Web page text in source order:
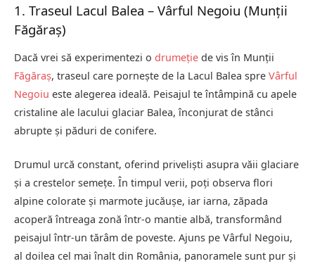
1. Traseul Lacul Balea – Vârful Negoiu (Munții
Făgăraș)
Dacă vrei să experimentezi o drumeție de vis în Munții
Făgăraș, traseul care pornește de la Lacul Balea spre Vârful
Negoiu este alegerea ideală. Peisajul te întâmpină cu apele
cristaline ale lacului glaciar Balea, înconjurat de stânci
abrupte și păduri de conifere.
Drumul urcă constant, oferind priveliști asupra văii glaciare
și a crestelor semețe. În timpul verii, poți observa flori
alpine colorate și marmote jucăușe, iar iarna, zăpada
acoperă întreaga zonă într-o mantie albă, transformând
peisajul într-un tărâm de poveste. Ajuns pe Vârful Negoiu,
al doilea cel mai înalt din România, panoramele sunt pur și